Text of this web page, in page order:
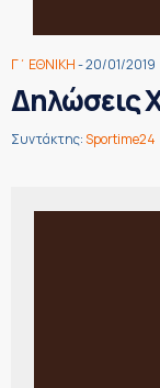
Γ΄ ΕΘΝΙΚΗ- 20/01/2019
Δηλώσεις
Συντάκτης:Sportime24